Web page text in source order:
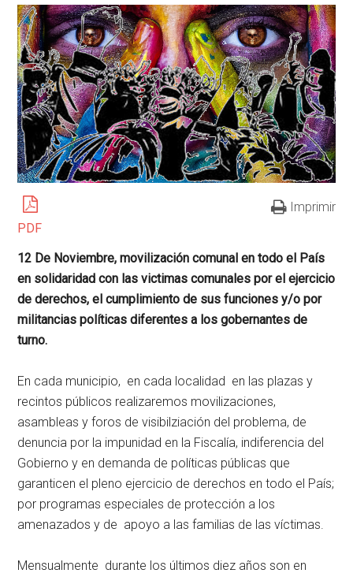
PDF
Imprimir
12 De Noviembre, movilización comunal en todo el País
en solidaridad con las victimas comunales por el ejercicio
de derechos, el cumplimiento de sus funciones y/o por
militancias políticas diferentes a los gobernantes de
turno.
En cada municipio, en cada localidad en las plazas y
recintos públicos realizaremos movilizaciones,
asambleas y foros de visibilziación del problema, de
denuncia por la impunidad en la Fiscalía, indiferencia del
Gobierno y en demanda de políticas públicas que
garanticen el pleno ejercicio de derechos en todo el País;
por programas especiales de protección a los
amenazados y de apoyo a las familias de las víctimas.
Mensualmente durante los últimos diez años son en